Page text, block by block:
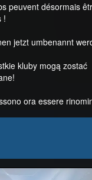
peuvent désormais
!
jetzt umbenannt
kluby mogą zostać
ora essere